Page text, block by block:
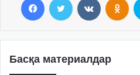
Басқа материалдар